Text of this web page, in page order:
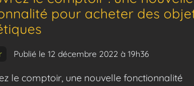
pour acheter des
Publié le 12 décembre 2022 à 19h36
le comptoir, une nouvelle fonctionnalité